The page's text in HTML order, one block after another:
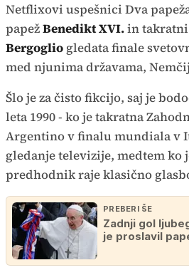
Netflixovi uspešnici Dva
papežBenedikt XVI.in
Bergoglio gledata finale
med njunima državama,
Šlo je za čisto fikcijo, saj je
leta 1990 - ko je takratna
Argentino v finalu mundiala v
gledanje televizije, medtem ko
predhodnik raje klasično
PREBERI ŠE
Zadnji gol
je proslavil